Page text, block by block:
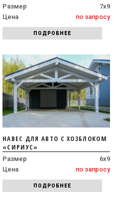
Размер
7х9
Цена
по запросу
ПОДРОБНЕЕ
НАВЕС ДЛЯ АВТО С ХОЗБЛОКОМ
«СИРИУС»
Размер
6х9
Цена
по запросу
ПОДРОБНЕЕ